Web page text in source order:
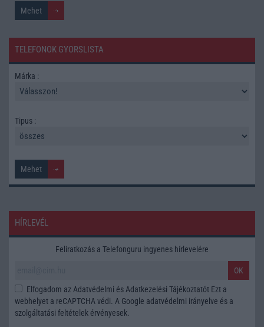
TELEFONOK GYORSLISTA
Márka :
Tipus :
HÍRLEVÉL
Feliratkozás a Telefonguru ingyenes hírlevelére
OK
Elfogadom az Adatvédelmi és Adatkezelési Tájékoztatót Ezt a
webhelyet a reCAPTCHA védi. A Google adatvédelmi irányelve és a
szolgáltatási feltételek érvényesek.